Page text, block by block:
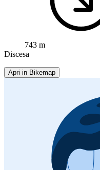
743 m
Discesa
Apri in Bikemap